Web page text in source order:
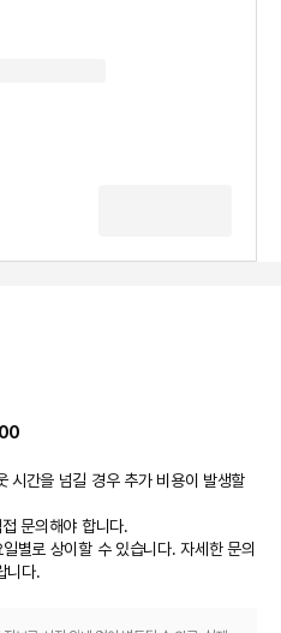
시간을 넘길 경우 추가 비용이 발생할
문의해야 합니다.
별로 상이할 수 있습니다. 자세한 문의
니다.